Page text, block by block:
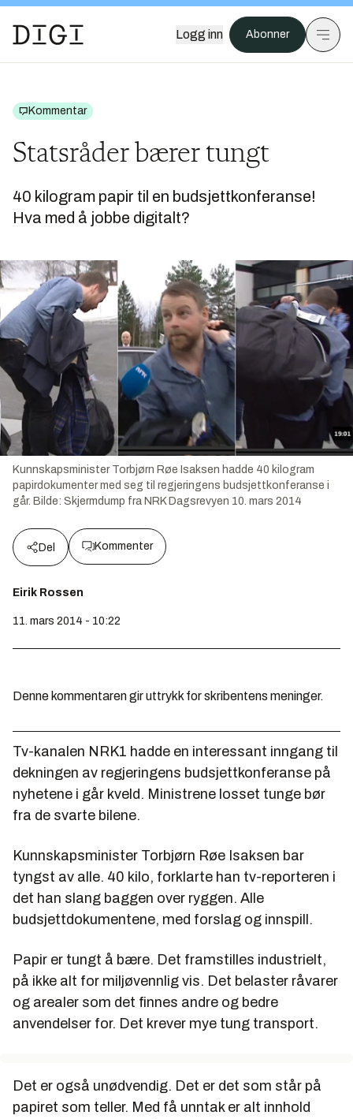
Logg inn Abonner
Kommentar
Statsråder bærer tungt
40 kilogram papir til en budsjettkonferanse!
Hva med å jobbe digitalt?
Kunnskapsminister Torbjørn Røe Isaksen hadde 40 kilogram
papirdokumenter med seg til regjeringens budsjettkonferanse i
går. Bilde: Skjermdump fra NRK Dagsrevyen 10. mars 2014
Del Kommenter
Eirik Rossen
11. mars 2014 - 10:22
Denne kommentaren gir uttrykk for skribentens meninger.
Tv-kanalen NRK1 hadde en interessant inngang til
dekningen av regjeringens budsjettkonferanse på
nyhetene i går kveld. Ministrene losset tunge bør
fra de svarte bilene.
Kunnskapsminister Torbjørn Røe Isaksen bar
tyngst av alle. 40 kilo, forklarte han tv-reporteren i
det han slang baggen over ryggen. Alle
budsjettdokumentene, med forslag og innspill.
Papir er tungt å bære. Det framstilles industrielt,
på ikke alt for miljøvennlig vis. Det belaster råvarer
og arealer som det finnes andre og bedre
anvendelser for. Det krever mye tung transport.
Det er også unødvendig. Det er det som står på
papiret som teller. Med få unntak er alt innhold